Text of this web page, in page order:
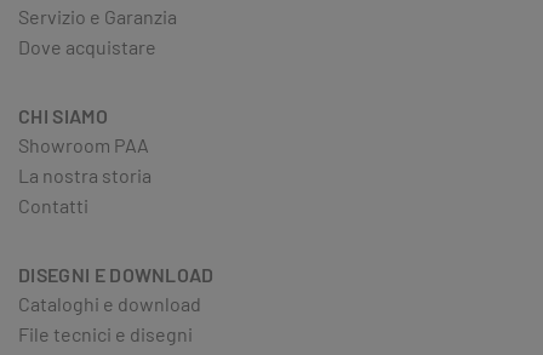
Servizio e Garanzia
Dove acquistare
CHI SIAMO
Showroom PAA
La nostra storia
Contatti
DISEGNI E DOWNLOAD
Cataloghi e download
File tecnici e disegni